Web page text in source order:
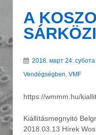
A
2018. март 24. субота
Vendégségben, VMF
https://wmmm.hu/
Kiállításmegnyitó
2018.03.13 Hírek